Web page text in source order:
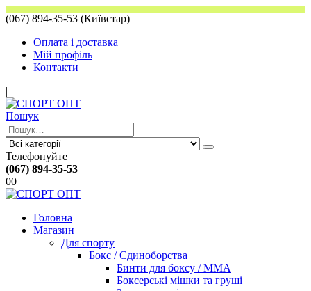
(067) 894-35-53 (Київстар)|
Оплата і доставка
Мій профіль
Контакти
|
Пошук
Телефонуйте
(067) 894-35-53
00
Головна
Магазин
Для спорту
Бокс / Єдиноборства
Бинти для боксу / ММА
Боксерські мішки та груші